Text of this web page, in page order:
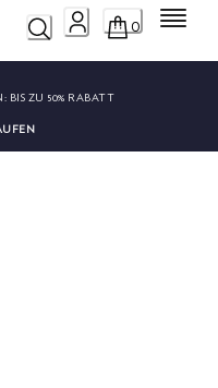
0 Menü
BIS ZU 50% RABATT